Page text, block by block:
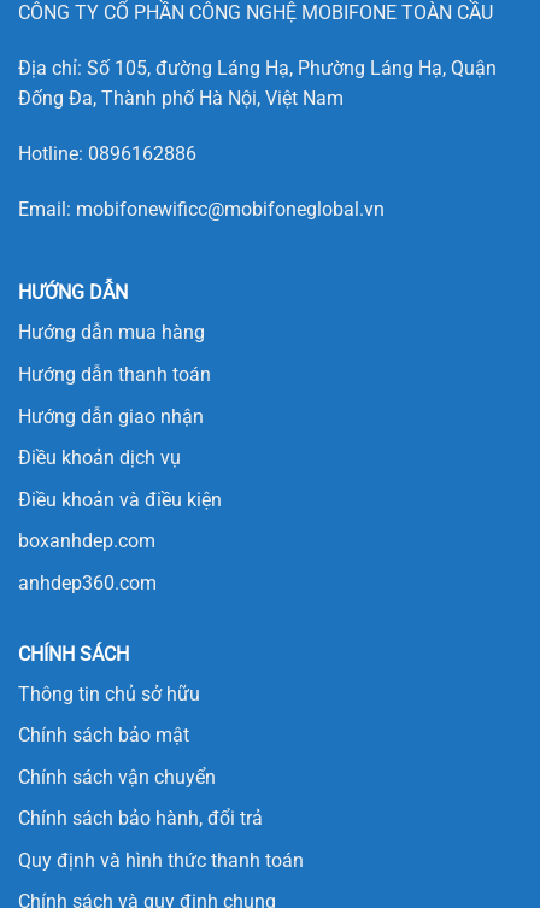
CÔNG TY CỔ PHẦN CÔNG NGHỆ MOBIFONE TOÀN CẦU
Địa chỉ: Số 105, đường Láng Hạ, Phường Láng Hạ, Quận
Đống Đa, Thành phố Hà Nội, Việt Nam
Hotline: 0896162886
Email: mobifonewificc@mobifoneglobal.vn
HƯỚNG DẪN
Hướng dẫn mua hàng
Hướng dẫn thanh toán
Hướng dẫn giao nhận
Điều khoản dịch vụ
Điều khoản và điều kiện
boxanhdep.com
anhdep360.com
CHÍNH SÁCH
Thông tin chủ sở hữu
Chính sách bảo mật
Chính sách vận chuyển
Chính sách bảo hành, đổi trả
Quy định và hình thức thanh toán
Chính sách và quy định chung